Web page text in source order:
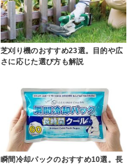
芝刈り機のおすすめ23選。目的や広
さに応じた選び方も解説
瞬間冷却パックのおすすめ10選。長